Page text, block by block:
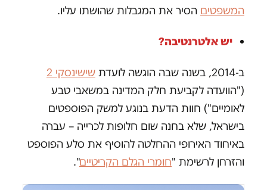
המשפטים הסיר את המגבלות שהושתו עליו.
יש אלטרנטיבה?
ב-2014, בשנה שבה הוגשה לועדת
שישינסקי 2
("הוועדה לקביעת חלק המדינה במשאבי טבע
לאומיים") חוות הדעת בנוגע למשק הפוספטים
בישראל, שלא בחנה שום חלופות לכרייה – עברה
באיחוד האירופי ההחלטה להוסיף את סלע הפוספט
והזרחן לרשימת "חומרי הגלם הקריטיים".